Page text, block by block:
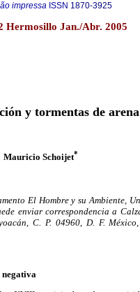
impressa ISSN 1870-3925
Hermosillo Jan./Abr. 2005
y tormentas de arena
Mauricio Schoijet*
El Hombre y su Ambiente,
enviar correspondencia a
C. P. 04960, D. F. México,
negativa